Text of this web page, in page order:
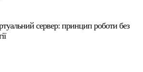
сервер: принцип роботи без